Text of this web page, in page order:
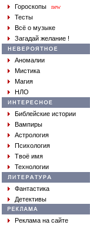
Гороскопы
new
Тесты
Всё о музыке
Загадай желание !
Аномалии
Мистика
Магия
НЛО
Библейские истории
Вампиры
Астрология
Психология
Твоё имя
Технологии
Фантастика
Детективы
Реклама на сайте